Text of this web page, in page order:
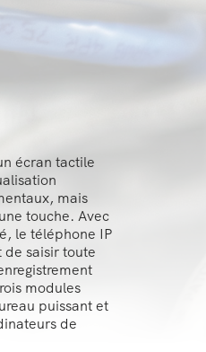
écran tactile
mais
touche. Avec
le téléphone IP
de saisir toute
modules
puissant et
de